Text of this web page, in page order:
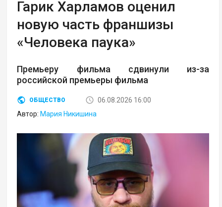
Гарик Харламов оценил
новую часть франшизы
«Человека паука»
Премьеру фильма сдвинули из-за
российской премьеры фильма
ОБЩЕСТВО
06.08.2026 16:00
Автор: Мария Никишина